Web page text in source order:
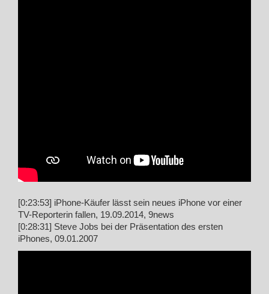
[0:23:53] iPhone-Käufer lässt sein neues iPhone vor einer
TV-Reporterin fallen, 19.09.2014, 9news
[0:28:31] Steve Jobs bei der Präsentation des ersten
iPhones, 09.01.2007